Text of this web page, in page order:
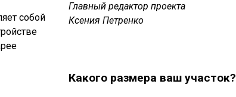
собой
Главный редактор проекта
Ксения Петренко
Какого размера ваш участок?